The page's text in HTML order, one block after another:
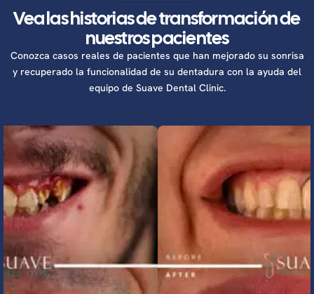
Vea las historias de transformación de
nuestros pacientes
Conozca casos reales de pacientes que han mejorado su sonrisa
y recuperado la funcionalidad de su dentadura con la ayuda del
equipo de Suave Dental Clinic.